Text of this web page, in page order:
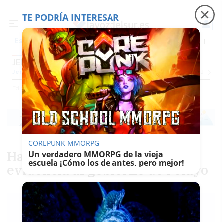
Es noticia Precio luz Ceuta Carreras de caballos
JEREZ
JerezProvincia CádizCádizSevillaMálagaHuelvaGranadaCórdoba
Ediciones Jerez
Hacienda vuelve a dejar en
evidencia al gobierno de Pelayo
LAVOZDELSUR.ES
TE PODRÍA INTERESAR
COREPUNK MMORPG
Un verdadero MMORPG de la vieja
escuela ¡Cómo los de antes, pero mejor!